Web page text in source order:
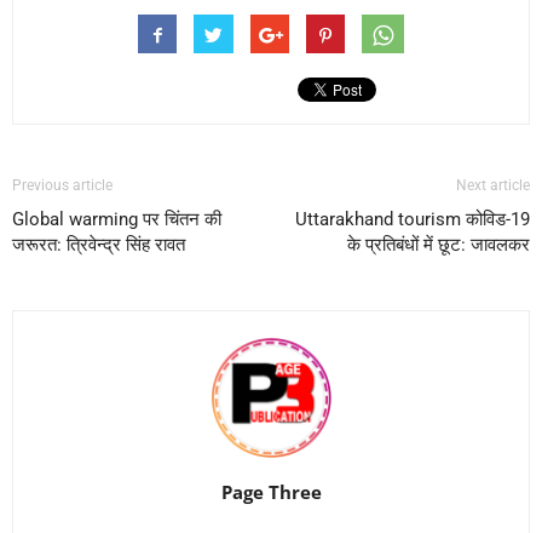
Previous article
Global warming पर चिंतन की
जरूरत: त्रिवेन्द्र सिंह रावत
Next article
Uttarakhand tourism कोविड-19
के प्रतिबंधों में छूट: जावलकर
Page Three